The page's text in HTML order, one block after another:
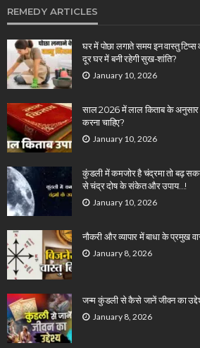
REMEDY ARTICLES
घर में पोछा लगाते समय इन वास्तु टिप्स
दूर घर में बनी रहेगी सुख-शांति?
January 10, 2026
साल 2026 में लाल किताब के अनुसार
करना चाहिए?
January 10, 2026
कुंडली में कमजोर है चंद्रमा तो बढ़ सकती
से चंद्र दोष के संकेत और उपाय…!
January 10, 2026
नौकरी और व्यापार में बाधा के प्रमुख
January 8, 2026
जन्म कुंडली से कैसे जानें जीवन का
January 8, 2026